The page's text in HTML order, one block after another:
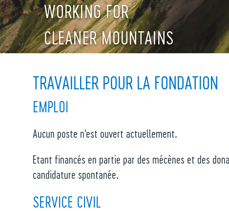
WORKING FOR
CLEANER MOUNTAINS
TRAVAILLER POUR LA FONDATION
EMPLOI
Aucun poste n'est ouvert actuellement.
Etant financés en partie par des mécènes et des
candidature spontanée.
SERVICE CIVIL